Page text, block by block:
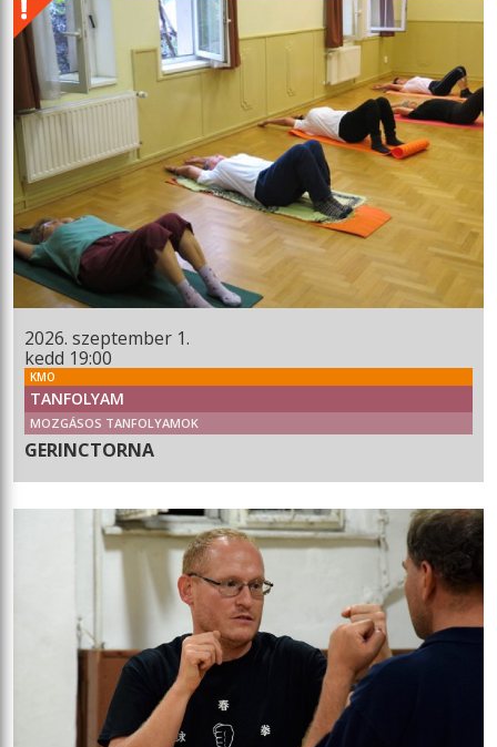
2026. szeptember 1.
kedd 19:00
KMO
TANFOLYAM
MOZGÁSOS TANFOLYAMOK
GERINCTORNA